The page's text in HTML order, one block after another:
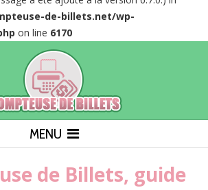
de-billets.net/wp-
on line 6170
MENU
de Billets, guide